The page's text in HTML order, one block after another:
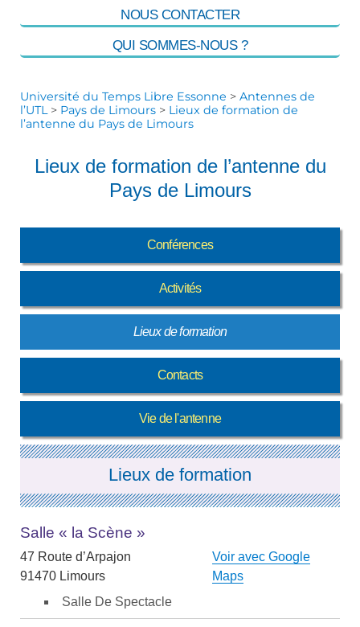
NOUS CONTACTER
QUI SOMMES-NOUS ?
Université du Temps Libre Essonne > Antennes de
l’UTL> Pays de Limours > Lieux de formation de
l’antenne du Pays de Limours
Lieux de formation de l’antenne du
Pays de Limours
Conférences
Activités
Lieux de formation
Contacts
Vie de l'antenne
Lieux de formation
Salle « la Scène »
Voir avec Google
Maps
47 Route d’Arpajon
91470 Limours
Salle De Spectacle